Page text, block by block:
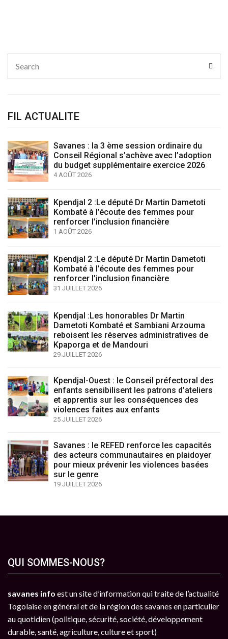
for:
FIL ACTUALITE
Savanes : la 3 ème session ordinaire du
Conseil Régional s’achève avec l’adoption
du budget supplémentaire exercice 2026
4 AOÛT 2026
Kpendjal 2 :Le député Dr Martin Dametoti
Kombaté à l’écoute des femmes pour
renforcer l’inclusion financière
1 AOÛT 2026
Kpendjal 2 :Le député Dr Martin Dametoti
Kombaté à l’écoute des femmes pour
renforcer l’inclusion financière
31 JUILLET 2026
Kpendjal :Les honorables Dr Martin
Dametoti Kombaté et Sambiani Arzouma
reboisent les réserves administratives de
Kpaporga et de Mandouri
29 JUILLET 2026
Kpendjal-Ouest : le Conseil préfectoral des
enfants sensibilisent les patrons d’ateliers
et apprentis sur les conséquences des
violences faites aux enfants
25 JUILLET 2026
Savanes : le REFED renforce les capacités
des acteurs communautaires en plaidoyer
pour mieux prévenir les violences basées
sur le genre
19 JUILLET 2026
QUI SOMMES-NOUS?
savanes info est un site d’information qui traite de l’actualité
Togolaise en général et de la région des savanes en particulier
au quotidien (politique, sécurité, société, développement
durable, santé, agriculture, culture et sport)